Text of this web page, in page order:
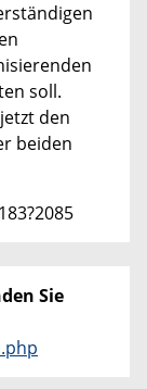
soll.
den
beiden
Sie